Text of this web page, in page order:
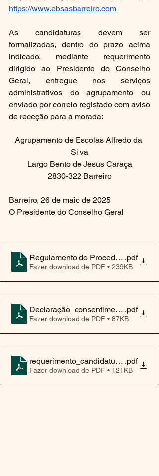
https://www.ebsasbarreiro.com
As candidaturas devem ser
formalizadas, dentro do prazo acima
indicado, mediante requerimento
dirigido ao Presidente do Conselho
Geral, entregue nos serviços
administrativos do agrupamento ou
enviado por correio registado com aviso
de receção para a morada:
Agrupamento de Escolas Alfredo da
Silva
Largo Bento de Jesus Caraça
2830-322 Barreiro
Barreiro, 26 de maio de 2025
O Presidente do Conselho Geral
.pdf
Fazer download de PDF • 239KB
.pdf
Fazer download de PDF • 87KB
.pdf
Fazer download de PDF • 121KB